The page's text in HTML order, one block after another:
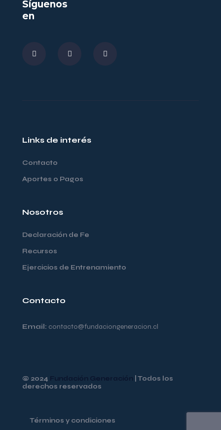
Síguenos
en
Links de interés
Contacto
Aportes o Pagos
Nosotros
Declaración de Fe
Recursos
Ejercicios de Entrenamiento
Contacto
Email: contacto@fundaciongeneracion.cl
© 2024 Fundación Generación
| Todos los
derechos reservados
Términos y condiciones